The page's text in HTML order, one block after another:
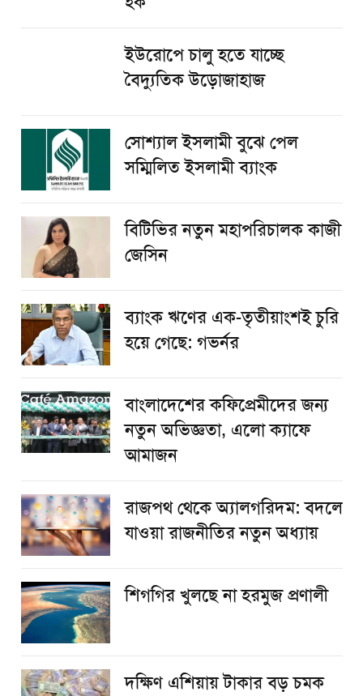
ইউরোপে চালু হতে যাচ্ছে
বৈদ্যুতিক উড়োজাহাজ
সোশ্যাল ইসলামী বুঝে পেল
সম্মিলিত ইসলামী ব্যাংক
বিটিভির নতুন মহাপরিচালক কাজী
জেসিন
ব্যাংক ঋণের এক-তৃতীয়াংশই চুরি
হয়ে গেছে: গভর্নর
বাংলাদেশের কফিপ্রেমীদের জন্য
নতুন অভিজ্ঞতা, এলো ক্যাফে
আমাজন
রাজপথ থেকে অ্যালগরিদম: বদলে
যাওয়া রাজনীতির নতুন অধ্যায়
শিগগির খুলছে না হরমুজ প্রণালী
দক্ষিণ এশিয়ায় টাকার বড় চমক